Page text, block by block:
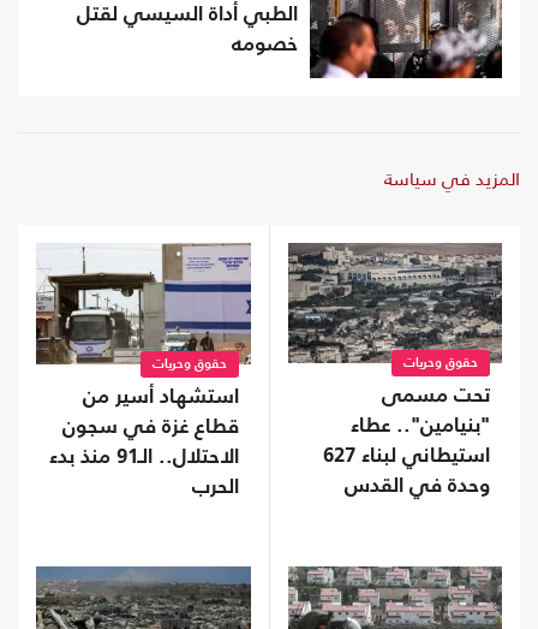
الطبي أداة السيسي لقتل
خصومه
المزيد في سياسة
حقوق وحريات
تحت مسمى
"بنيامين".. عطاء
استيطاني لبناء 627
وحدة في القدس
حقوق وحريات
استشهاد أسير من
قطاع غزة في سجون
الاحتلال.. الـ91 منذ بدء
الحرب